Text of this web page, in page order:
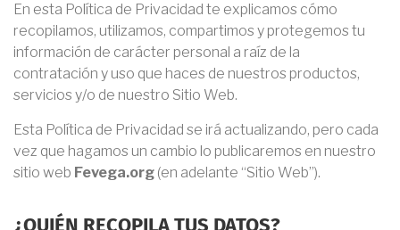
En esta Política de Privacidad te explicamos cómo
recopilamos, utilizamos, compartimos y protegemos tu
información de carácter personal a raíz de la
contratación y uso que haces de nuestros productos,
servicios y/o de nuestro Sitio Web.
Esta Política de Privacidad se irá actualizando, pero cada
vez que hagamos un cambio lo publicaremos en nuestro
sitio web Fevega.org (en adelante “Sitio Web”).